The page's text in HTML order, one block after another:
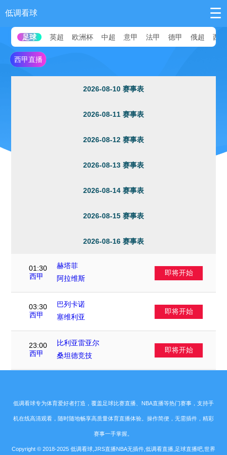
低调看球 ☰
足球 英超 欧洲杯 中超 意甲 法甲 德甲 俄超 西甲
西甲直播
2026-08-10 赛事表
2026-08-11 赛事表
2026-08-12 赛事表
2026-08-13 赛事表
2026-08-14 赛事表
2026-08-15 赛事表
2026-08-16 赛事表
01:30
西甲
赫塔菲
VS
阿拉维斯
即将开始
03:30
西甲
巴列卡诺
VS
塞维利亚
即将开始
23:00
西甲
比利亚雷亚尔
VS
桑坦德竞技
即将开始
低调看球专为体育爱好者打造，覆盖足球比赛直播、NBA直播等热门赛事，支持手
机在线高清观看，随时随地畅享高质量体育直播体验。操作简便，无需插件，精彩
赛事一手掌握。
Copyright © 2018-2025 低调看球,JRS直播NBA无插件,低调看直播,足球直播吧,世界